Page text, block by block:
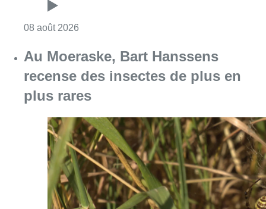
08 août 2026
Au Moeraske, Bart Hanssens
recense des insectes de plus en
plus rares